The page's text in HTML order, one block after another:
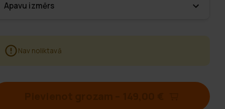
Apavu izmērs
Nav noliktavā